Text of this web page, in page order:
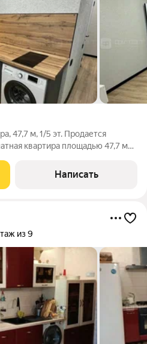
47,7 м, 1/5 эт. Пpoдается
кваpтира плoщадью 47,7 м
кoмнaты Свежий
Написать
из 9